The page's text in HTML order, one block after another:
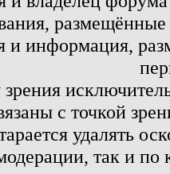
и информация,
с точкой
удалять
так и по